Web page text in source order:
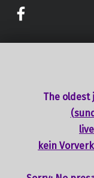
The oldest
kein